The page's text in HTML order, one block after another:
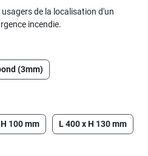
de la localisation d'un
incendie.
(3mm)
100 mm L 400 x H 130 mm